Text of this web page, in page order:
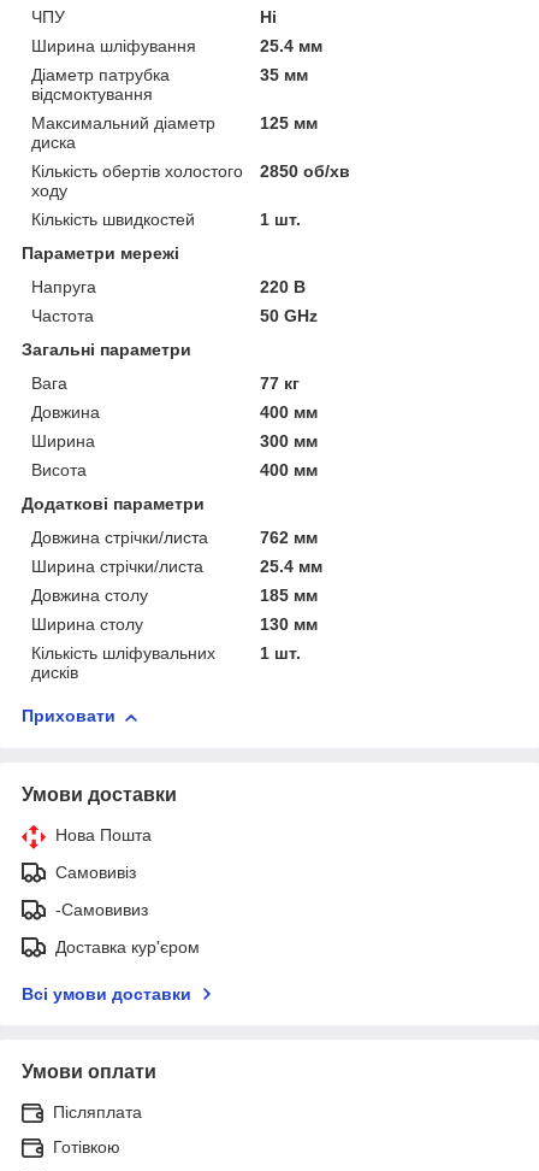
ЧПУ
Ні
Ширина шліфування
25.4 мм
Діаметр патрубка
відсмоктування
35 мм
Максимальний діаметр
диска
125 мм
Кількість обертів холостого
ходу
2850 об/хв
Кількість швидкостей
1 шт.
Параметри мережі
Напруга
220 В
Частота
50 GHz
Загальні параметри
Вага
77 кг
Довжина
400 мм
Ширина
300 мм
Висота
400 мм
Додаткові параметри
Довжина стрічки/листа
762 мм
Ширина стрічки/листа
25.4 мм
Довжина столу
185 мм
Ширина столу
130 мм
Кількість шліфувальних
дисків
1 шт.
Приховати
Умови доставки
Нова Пошта
Самовивіз
-Самовивиз
Доставка кур'єром
Всі умови доставки
Умови оплати
Післяплата
Готівкою